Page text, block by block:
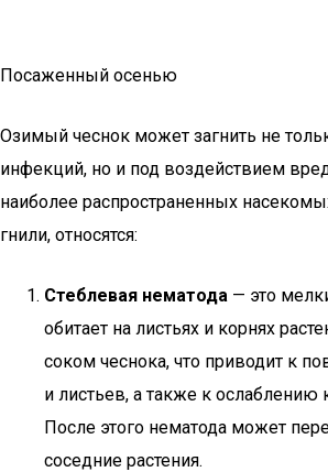
Посаженный осенью
Озимый чеснок может загнить не
инфекций, но и под воздействием
наиболее распространенных
гнили, относятся:
Стеблевая нематода — это
обитает на листьях и корнях
соком чеснока, что приводит к
и листьев, а также к ослаблению
После этого нематода может
соседние растения.